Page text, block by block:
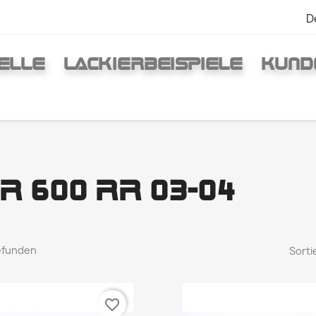
LACKIERBEISPIELE
600 RR 03-04
favorite_border